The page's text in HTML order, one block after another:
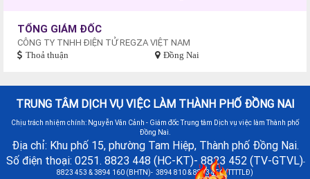
TỔNG GIÁM ĐỐC
CÔNG TY TNHH ĐIỆN TỬ REGZA VIỆT NAM
Thoả thuận Đồng Nai
TRUNG TÂM DỊCH VỤ VIỆC LÀM THÀNH PHỐ ĐỒNG NAI
Chịu trách nhiệm chính: Nguyễn Văn Cảnh - Giám đốc Trung tâm Dịch vụ việc làm Thành phố
Đồng Nai.
Địa chỉ: Khu phố 15, phường Tam Hiệp, Thành phố Đồng Nai.
Số điện thoại: 0251. 8823 448 (HC-KT)- 8823 452 (TV-GTVL)-
8823 453 & 3894 160 (BHTN)- 3894 810 & 8823 451 (TTTTLĐ)